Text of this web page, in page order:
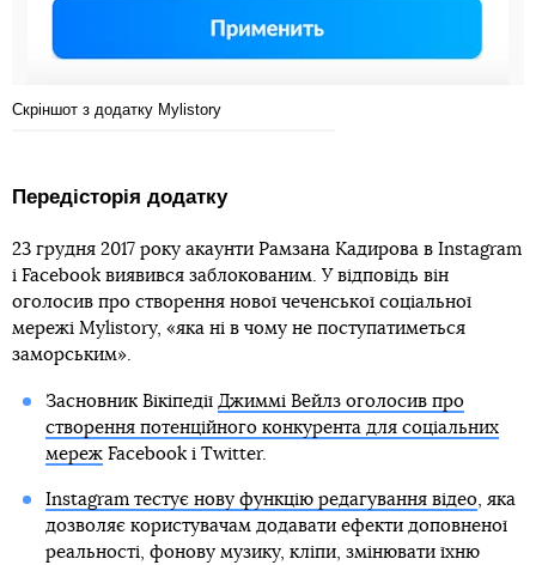
Скріншот з додатку Mylistory
Передісторія додатку
23 грудня 2017 року акаунти Рамзана Кадирова в Instagram
і Facebook виявився заблокованим. У відповідь він
оголосив про створення нової чеченської соціальної
мережі Mylistory, «яка ні в чому не поступатиметься
заморським».
Засновник Вікіпедії Джиммі Вейлз оголосив про
створення потенційного конкурента для соціальних
мережFacebook і Twitter.
Instagram тестує нову функцію редагування відео, яка
дозволяє користувачам додавати ефекти доповненої
реальності, фонову музику, кліпи, змінювати їхню